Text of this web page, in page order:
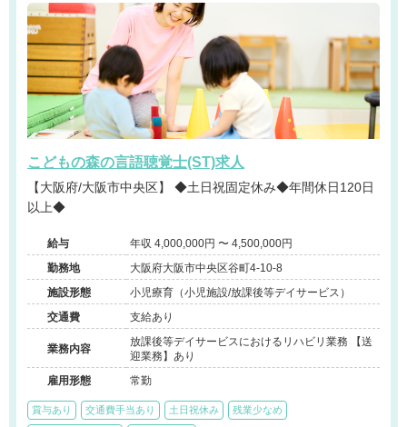
こどもの森の言語聴覚士(ST)求人
【大阪府/大阪市中央区】 ◆土日祝固定休み◆年間休日120日
以上◆
給与
年収 4,000,000円 〜 4,500,000円
勤務地
大阪府大阪市中央区谷町4-10-8
施設形態
小児療育（小児施設/放課後等デイサービス）
交通費
支給あり
業務内容
放課後等デイサービスにおけるリハビリ業務 【送
迎業務】あり
雇用形態
常勤
賞与あり 交通費手当あり 土日祝休み 残業少なめ